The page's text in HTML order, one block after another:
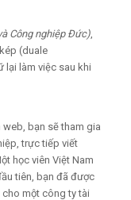
Công nghiệp Đức),
(duale
làm việc sau khi
web, bạn sẽ tham gia
trực tiếp viết
học viên Việt Nam
tiên, bạn đã được
một công ty tài